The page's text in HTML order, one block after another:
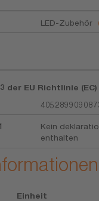
LED-Zubehör
EU Richtlinie (EC)
Kein
enthalten
Einheit